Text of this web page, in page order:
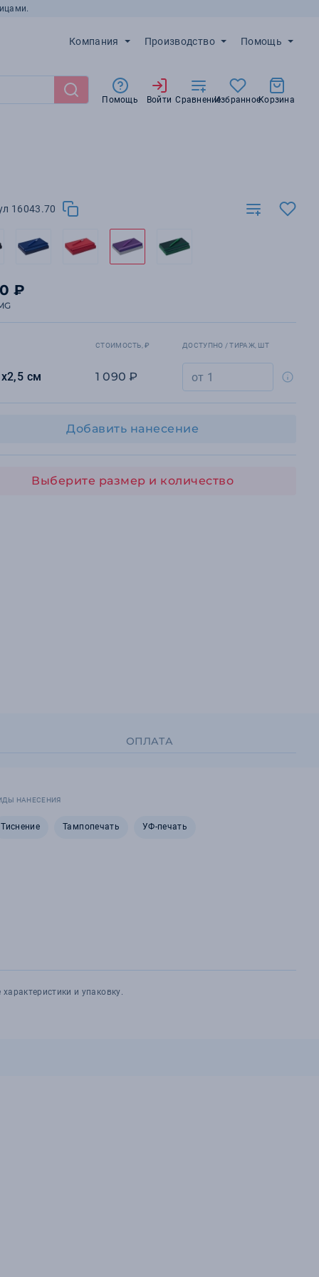
Компания Производство Помощь
Помощь Войти СравнениеИзбранноеКорзина
16043.70
₽
СТОИМОСТЬ, ₽ ДОСТУПНО / ТИРАЖ, ШТ
см 1 090 ₽
Добавить нанесение
Выберите размер и количество
ОПЛАТА
НАНЕСЕНИЯ
Тиснение Тампопечать УФ-печать
и упаковку.